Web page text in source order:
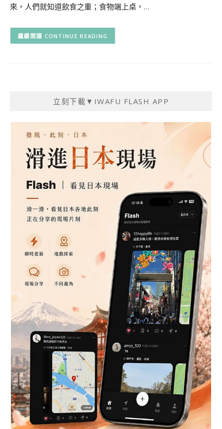
來，人們就知道飲食之重；食物端上桌，…
CONTINUE READING
立刻下載▼IWAFU FLASH APP